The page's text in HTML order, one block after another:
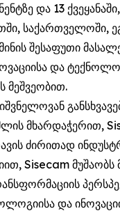
და 13
შესაფუთი
და
მეშვეობით.
მხარდაჭერით,
ძირითად
Sisecam
და